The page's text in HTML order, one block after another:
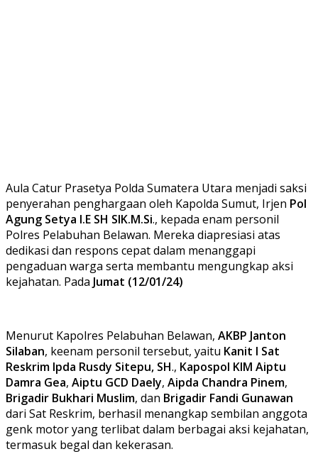
Aula Catur Prasetya Polda Sumatera Utara menjadi saksi
penyerahan penghargaan oleh Kapolda Sumut, Irjen Pol
Agung Setya I.E SH SIK.M.Si., kepada enam personil
Polres Pelabuhan Belawan. Mereka diapresiasi atas
dedikasi dan respons cepat dalam menanggapi
pengaduan warga serta membantu mengungkap aksi
kejahatan. Pada Jumat (12/01/24)
Menurut Kapolres Pelabuhan Belawan, AKBP Janton
Silaban, keenam personil tersebut, yaitu Kanit I Sat
Reskrim Ipda Rusdy Sitepu, SH., Kapospol KIM Aiptu
Damra Gea, Aiptu GCD Daely, Aipda Chandra Pinem,
Brigadir Bukhari Muslim, dan Brigadir Fandi Gunawan
dari Sat Reskrim, berhasil menangkap sembilan anggota
genk motor yang terlibat dalam berbagai aksi kejahatan,
termasuk begal dan kekerasan.